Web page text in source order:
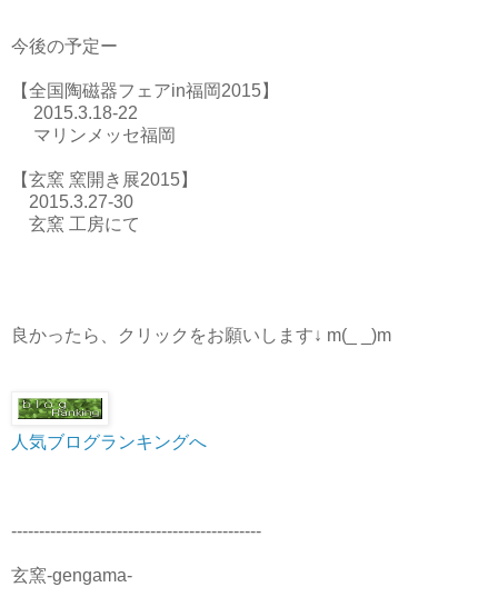
今後の予定ー
【全国陶磁器フェアin福岡2015】
2015.3.18-22
マリンメッセ福岡
【玄窯 窯開き展2015】
2015.3.27-30
玄窯 工房にて
良かったら、クリックをお願いします↓ m(_ _)m
人気ブログランキングへ
---------------------------------------------
玄窯-gengama-